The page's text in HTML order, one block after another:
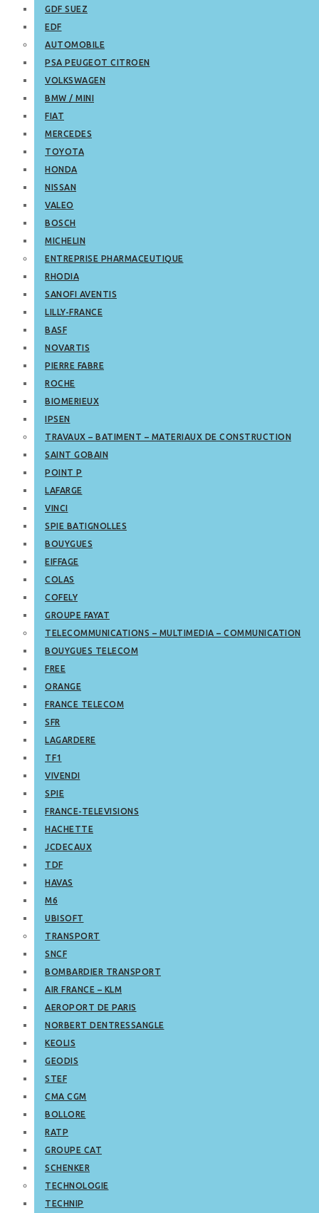
GDF SUEZ
EDF
AUTOMOBILE
PSA PEUGEOT CITROEN
VOLKSWAGEN
BMW / MINI
FIAT
MERCEDES
TOYOTA
HONDA
NISSAN
VALEO
BOSCH
MICHELIN
ENTREPRISE PHARMACEUTIQUE
RHODIA
SANOFI AVENTIS
LILLY-FRANCE
BASF
NOVARTIS
PIERRE FABRE
ROCHE
BIOMERIEUX
IPSEN
TRAVAUX – BATIMENT – MATERIAUX DE CONSTRUCTION
SAINT GOBAIN
POINT P
LAFARGE
VINCI
SPIE BATIGNOLLES
BOUYGUES
EIFFAGE
COLAS
COFELY
GROUPE FAYAT
TELECOMMUNICATIONS – MULTIMEDIA – COMMUNICATION
BOUYGUES TELECOM
FREE
ORANGE
FRANCE TELECOM
SFR
LAGARDERE
TF1
VIVENDI
SPIE
FRANCE-TELEVISIONS
HACHETTE
JCDECAUX
TDF
HAVAS
M6
UBISOFT
TRANSPORT
SNCF
BOMBARDIER TRANSPORT
AIR FRANCE – KLM
AEROPORT DE PARIS
NORBERT DENTRESSANGLE
KEOLIS
GEODIS
STEF
CMA CGM
BOLLORE
RATP
GROUPE CAT
SCHENKER
TECHNOLOGIE
TECHNIP